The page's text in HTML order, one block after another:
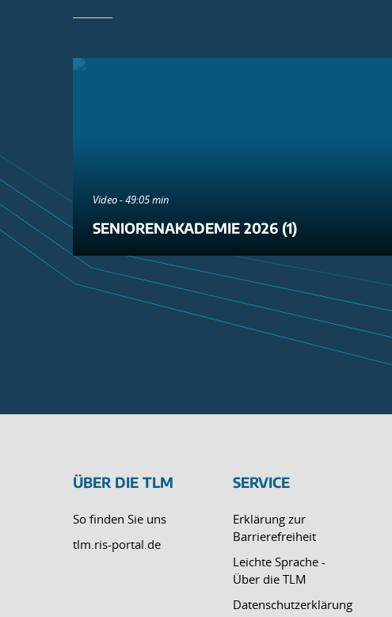
Video - 49:05 min
SENIORENAKADEMIE 2026 (1)
ÜBER DIE TLM
So finden Sie uns
tlm.ris-portal.de
SERVICE
Erklärung zur
Barrierefreiheit
Leichte Sprache -
Über die TLM
Datenschutzerklärung